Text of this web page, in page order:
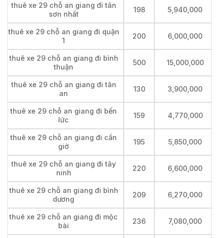
thuê xe 29 chỗ an giang đi tân
sơn nhất
198 5,940,000
thuê xe 29 chỗ an giang đi quận
1
200 6,000,000
thuê xe 29 chỗ an giang đi bình
thuận
500 15,000,000
thuê xe 29 chỗ an giang đi tân
an
130 3,900,000
thuê xe 29 chỗ an giang đi bến
lức
159 4,770,000
thuê xe 29 chỗ an giang đi cần
giờ
195 5,850,000
thuê xe 29 chỗ an giang đi tây
ninh
220 6,600,000
thuê xe 29 chỗ an giang đi bình
dương
209 6,270,000
thuê xe 29 chỗ an giang đi mộc
bài
236 7,080,000